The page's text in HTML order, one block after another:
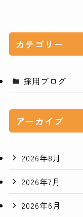
カテゴリー
採用ブログ
アーカイブ
2026年8月
2026年7月
2026年6月